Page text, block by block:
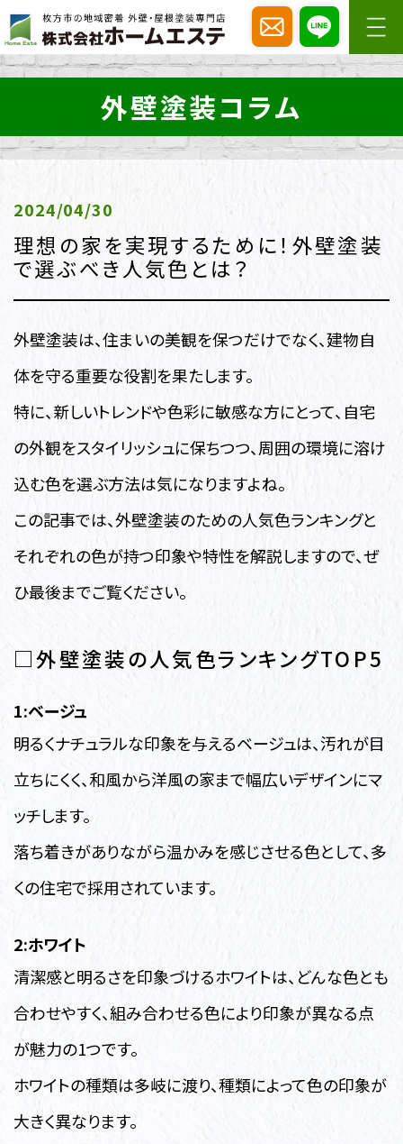
外壁塗装コラム
2024/04/30
理想の家を実現するために！外壁塗装
で選ぶべき人気色とは？
外壁塗装は、住まいの美観を保つだけでなく、建物自
体を守る重要な役割を果たします。
特に、新しいトレンドや色彩に敏感な方にとって、自宅
の外観をスタイリッシュに保ちつつ、周囲の環境に溶け
込む色を選ぶ方法は気になりますよね。
この記事では、外壁塗装のための人気色ランキングと
それぞれの色が持つ印象や特性を解説しますので、ぜ
ひ最後までご覧ください。
□外壁塗装の人気色ランキングTOP5
1:ベージュ
明るくナチュラルな印象を与えるベージュは、汚れが目
立ちにくく、和風から洋風の家まで幅広いデザインにマ
ッチします。
落ち着きがありながら温かみを感じさせる色として、多
くの住宅で採用されています。
2:ホワイト
清潔感と明るさを印象づけるホワイトは、どんな色とも
合わせやすく、組み合わせる色により印象が異なる点
が魅力の1つです。
ホワイトの種類は多岐に渡り、種類によって色の印象が
大きく異なります。